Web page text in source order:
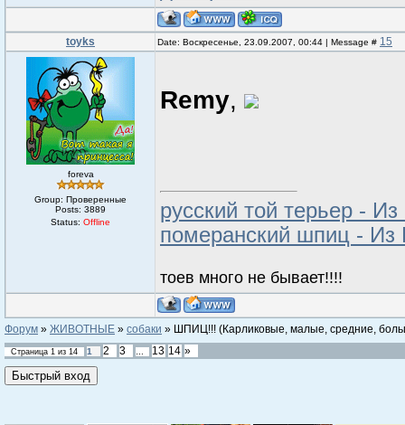
toyks Date: Воскресенье, 23.09.2007, 00:44 | Message # 15
foreva
Group: Проверенные
Posts: 3889
Status: Offline
Remy,
русский той терьер -
померанский шпиц - Из
тоев много не бывает!!!!
Форум » ЖИВОТНЫЕ » собаки » ШПИЦ!!! (Карликовые, малые, средние,
Страница 1 из 14 1 2 3 … 13 14 »